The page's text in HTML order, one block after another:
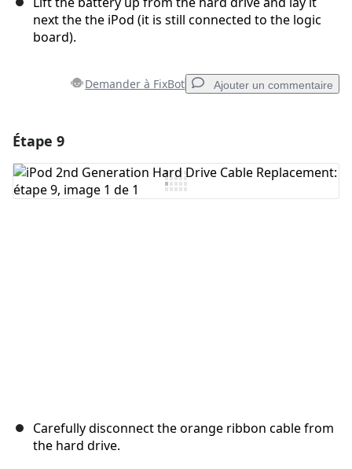
next the the iPod (it is still connected to the logic
board).
Demander à FixBot Ajouter un commentaire
Ajouter un commentaire
Étape 9
Carefully disconnect the orange ribbon cable from
the hard drive.